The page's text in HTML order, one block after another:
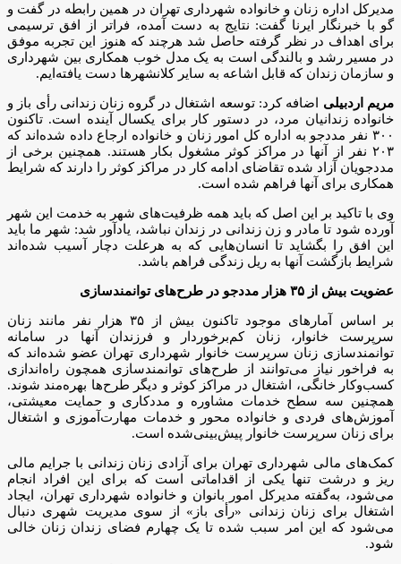
مدیرکل اداره زنان و خانواده شهرداری تهران در همین رابطه در گفت و
گو با خبرنگار ایرنا گفت: نتایج به دست آمده، فراتر از افق ترسیمی
برای اهداف‌ در نظر گرفته حاصل شد هرچند که هنوز این تجربه موفق
در مسیر رشد و بالندگی است به یک مدل خوب همکاری بین شهرداری
و سازمان زندان که قابل اشاعه به سایر کلانشهرها دست یافته‌ایم.
مریم اردبیلی اضافه کرد: توسعه اشتغال در گروه زنان زندانی رأی باز و
خانواده زندانیان مرد، در دستور کار برای یکسال آینده است. تاکنون
۳۰۰ نفر مددجو به اداره کل امور زنان و خانواده ارجاع داده شده‌اند که
۲۰۳ نفر از آنها در مراکز کوثر مشغول بکار هستند. همچنین برخی از
مددجویان آزاد شده تقاضای ادامه کار در مراکز کوثر را دارند که شرایط
همکاری برای آنها فراهم شده است.
وی با تاکید بر این اصل که باید همه ظرفیت‌های شهر به خدمت این شهر
آورده شود تا مادر و زن زندانی در زندان نباشد، یادآور شد: شهر ما باید
این افق را بگشاید تا انسان‌هایی که به هرعلت دچار آسیب شده‌اند
شرایط بازگشت آنها به ریل زندگی فراهم باشد.
عضویت بیش از ۳۵ هزار مددجو در طرح‌های توانمندسازی
بر اساس آمارهای موجود تاکنون بیش از ۳۵ هزار نفر مانند زنان
سرپرست خانوار، زنان کم‌برخوردار و فرزندان آنها در سامانه
توانمندسازی زنان سرپرست خانوار شهرداری تهران عضو شده‌اند که
به فراخور نیاز می‌توانند از طرح‌های توانمندسازی همچون راه‌اندازی
کسب‌وکار خانگی، اشتغال در مراکز کوثر و دیگر طرح‌ها بهره‌مند شوند.
همچنین سه سطح خدمات مشاوره و مددکاری و حمایت معیشتی،
آموزش‌های فردی و خانواده محور و خدمات مهارت‌آموزی و اشتغال
برای زنان سرپرست خانوار پیش‌بینی‌شده است.
کمک‌های مالی شهرداری تهران برای آزادی زنان زندانی با جرایم مالی
ریز و درشت تنها یکی از اقداماتی است که برای این افراد انجام
می‌شود، به‌گفته مدیرکل امور بانوان و خانواده شهرداری تهران، ایجاد
اشتغال برای زنان زندانی «رأی‌ باز» از سوی مدیریت شهری دنبال
می‌شود که این امر سبب شده تا یک چهارم فضای زندان‌ زنان خالی
شود.